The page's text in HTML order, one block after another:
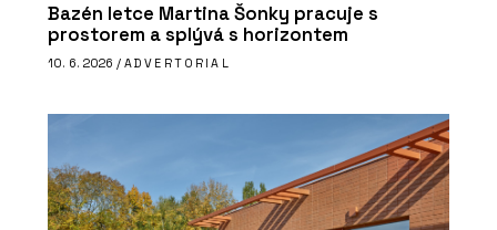
Bazén letce Martina Šonky pracuje s
prostorem a splývá s horizontem
10. 6. 2026 / ADVERTORIAL